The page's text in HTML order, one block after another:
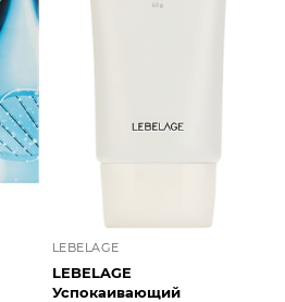
LEBELAGE
LEBELAGE
Успокаивающий